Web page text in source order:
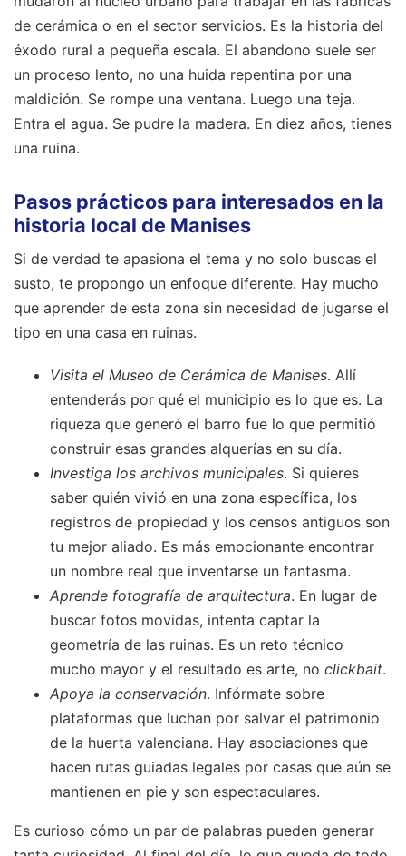
de cerámica o en el sector servicios. Es la historia del
éxodo rural a pequeña escala. El abandono suele ser
un proceso lento, no una huida repentina por una
maldición. Se rompe una ventana. Luego una teja.
Entra el agua. Se pudre la madera. En diez años, tienes
una ruina.
Pasos prácticos para interesados en la
historia local de Manises
Si de verdad te apasiona el tema y no solo buscas el
susto, te propongo un enfoque diferente. Hay mucho
que aprender de esta zona sin necesidad de jugarse el
tipo en una casa en ruinas.
Visita el Museo de Cerámica de Manises. Allí
entenderás por qué el municipio es lo que es. La
riqueza que generó el barro fue lo que permitió
construir esas grandes alquerías en su día.
Investiga los archivos municipales. Si quieres
saber quién vivió en una zona específica, los
registros de propiedad y los censos antiguos son
tu mejor aliado. Es más emocionante encontrar
un nombre real que inventarse un fantasma.
Aprende fotografía de arquitectura. En lugar de
buscar fotos movidas, intenta captar la
geometría de las ruinas. Es un reto técnico
mucho mayor y el resultado es arte, no clickbait.
Apoya la conservación. Infórmate sobre
plataformas que luchan por salvar el patrimonio
de la huerta valenciana. Hay asociaciones que
hacen rutas guiadas legales por casas que aún se
mantienen en pie y son espectaculares.
Es curioso cómo un par de palabras pueden generar